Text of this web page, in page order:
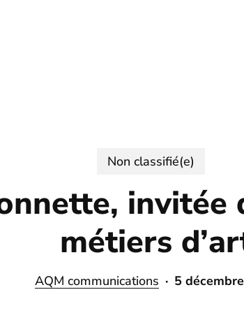
Non classifié(e)
invitée
métiers
AQM communications 5